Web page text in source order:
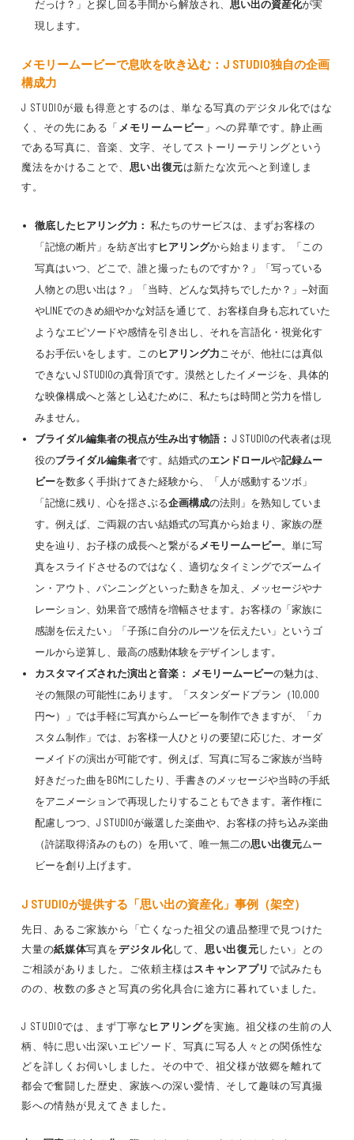
だっけ？」と探し回る手間から解放され、 思い出の資産化が実
現します。
メモリームービーで息吹を吹き込む：J STUDIO独自の企画
構成力
J STUDIOが最も得意とするのは、単なる写真のデジタル化ではな
く、その先にある「メモリームービー 」への昇華です。静止画
である写真に、音楽、文字、そしてストーリーテリングという
魔法をかけることで、 思い出復元は新たな次元へと到達しま
す。
徹底したヒアリング力 ： 私たちのサービスは、まずお客様の
「記憶の断片」を紡ぎ出すヒアリングから始まります。「この
写真はいつ、どこで、誰と撮ったものですか？」「写っている
人物との思い出は？」「当時、どんな気持ちでしたか？」—対面
やLINEでのきめ細やかな対話を通じて、お客様自身も忘れていた
ようなエピソードや感情を引き出し、それを言語化・視覚化す
るお手伝いをします。このヒアリング力こそが、他社には真似
できないJ STUDIOの真骨頂です。漠然としたイメージを、具体的
な映像構成へと落とし込むために、私たちは時間と労力を惜し
みません。
ブライダル編集者の視点が生み出す物語： J STUDIOの代表者は現
役のブライダル編集者です。結婚式のエンドロールや記録ムー
ビーを数多く手掛けてきた経験から、「人が感動するツボ」
「記憶に残り、心を揺さぶる企画構成の法則」を熟知していま
す。例えば、ご両親の古い結婚式の写真から始まり、家族の歴
史を辿り、お子様の成長へと繋がるメモリームービー。単に写
真をスライドさせるのではなく、適切なタイミングでズームイ
ン・アウト、パンニングといった動きを加え、メッセージやナ
レーション、効果音で感情を増幅させます。お客様の「家族に
感謝を伝えたい」「子孫に自分のルーツを伝えたい」というゴ
ールから逆算し、最高の感動体験をデザインします。
カスタマイズされた演出と音楽： メモリームービーの魅力は、
その無限の可能性にあります。「スタンダードプラン（10,000
円〜）」では手軽に写真からムービーを制作できますが、「カ
スタム制作」では、お客様一人ひとりの要望に応じた、オーダ
ーメイドの演出が可能です。例えば、写真に写るご家族が当時
好きだった曲をBGMにしたり、手書きのメッセージや当時の手紙
をアニメーションで再現したりすることもできます。著作権に
配慮しつつ、J STUDIOが厳選した楽曲や、お客様の持ち込み楽曲
（許諾取得済みのもの）を用いて、唯一無二の思い出復元ムー
ビーを創り上げます。
J STUDIOが提供する「思い出の資産化」事例（架空）
先日、あるご家族から「亡くなった祖父の遺品整理で見つけた
大量の紙媒体写真をデジタル化して、思い出復元したい」との
ご相談がありました。ご依頼主様はスキャンアプリ で試みたも
のの、枚数の多さと写真の劣化具合に途方に暮れていました。
J STUDIOでは、まず丁寧なヒアリングを実施。祖父様の生前の人
柄、特に思い出深いエピソード、写真に写る人々との関係性な
どを詳しくお伺いしました。その中で、祖父様が故郷を離れて
都会で奮闘した歴史、家族への深い愛情、そして趣味の写真撮
影への情熱が見えてきました。